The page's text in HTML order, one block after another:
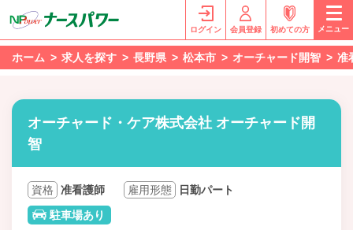
ログイン 会員登録 初めての方 メニュー
ホーム 求人を探す 長野県 松本市 オーチャード開智 准
オーチャード・ケア株式会社 オーチャード開
智
資格 准看護師 雇用形態
日勤パート
駐車場あり